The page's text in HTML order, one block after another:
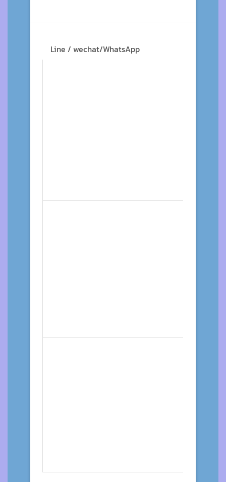
Line / wechat/WhatsApp